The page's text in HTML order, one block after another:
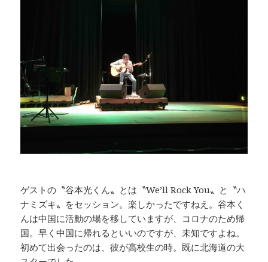
ゲストの〝谷本光くん〟とは〝We’ll Rock You〟と〝ハ
ナミズキ〟をセッション。楽しかったですねえ。谷本く
んは中国に活動の場を移していますが、コロナのため帰
国。早く中国に帰れるといいのですが、未知ですよね。
初めて出会ったのは、彼が高校生の時。既に北海道の大